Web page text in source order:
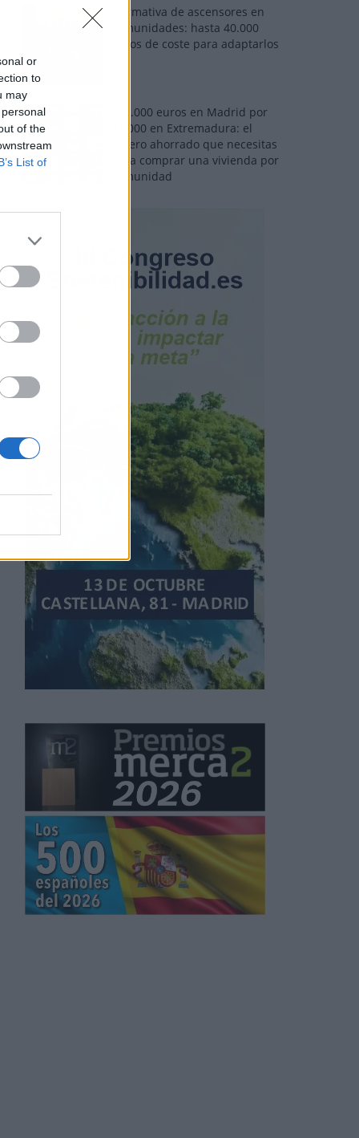
or
to
may
of the
List of
Normativa de ascensores en
comunidades: hasta 40.000
euros de coste para adaptarlos
110.000 euros en Madrid por
31.000 en Extremadura: el
dinero ahorrado que necesitas
para comprar una vivienda por
comunidad